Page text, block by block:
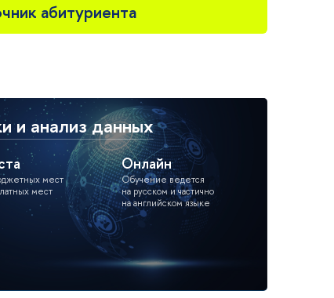
абитуриента
и анализ данных
мест
мест
Онлайн
Обучение ведется
на русском и частично
на английском языке